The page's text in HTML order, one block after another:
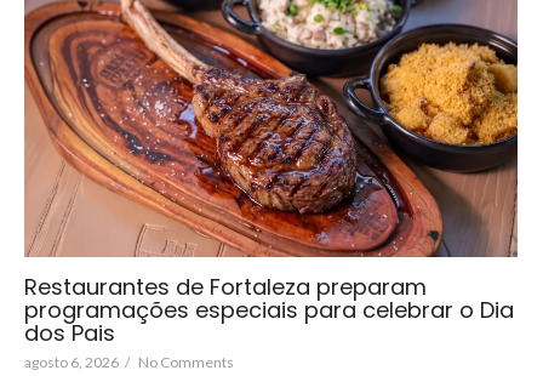
Restaurantes de Fortaleza preparam
programações especiais para celebrar o Dia
dos Pais
agosto 6, 2026 / No Comments